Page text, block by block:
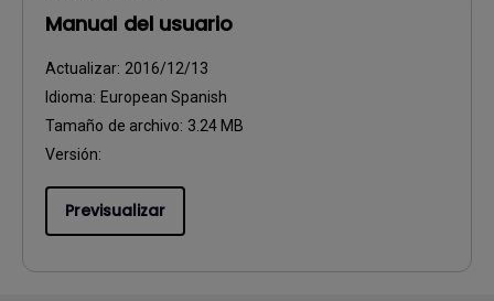
Manual del usuario
Actualizar: 2016/12/13
Idioma: European Spanish
Tamaño de archivo: 3.24 MB
Versión:
Previsualizar